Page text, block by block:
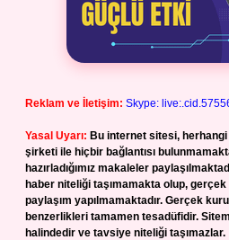
Reklam ve İletişim: Skype:
Yasal Uyarı: Bu internet sitesi,
şirketi ile hiçbir bağlantısı
hazırladığımız makaleler
haber niteliği taşımamakta olup,
paylaşım yapılmamaktadır. Gerçek
benzerlikleri tamamen tesadüfidir.
halindedir ve tavsiye niteliği taşımazlar.